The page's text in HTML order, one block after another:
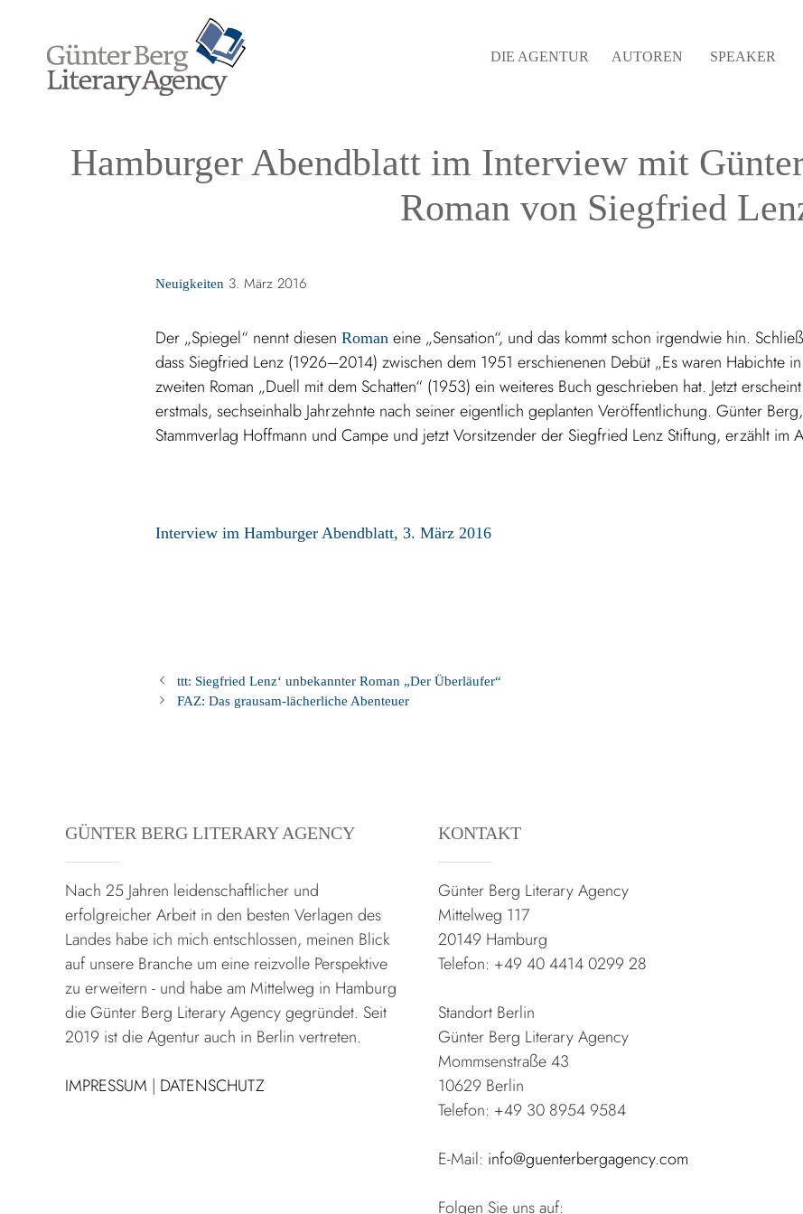
springen
DIE AGENTUR AUTOREN SPEAKER
Hamburger Abendblatt im Interview mit
Roman von Siegfried
Kategorien
Neuigkeiten 3. März 2016
Der „Spiegel“ nennt diesen Roman eine „Sensation“, und das kommt schon irgendwie hin.
dass Siegfried Lenz (1926–2014) zwischen dem 1951 erschienenen Debüt „Es waren Habichte
zweiten Roman „Duell mit dem Schatten“ (1953) ein weiteres Buch geschrieben hat. Jetzt
erstmals, sechseinhalb Jahrzehnte nach seiner eigentlich geplanten Veröffentlichung. Günter
Stammverlag Hoffmann und Campe und jetzt Vorsitzender der Siegfried Lenz Stiftung, erzählt im
Interview im Hamburger Abendblatt, 3. März 2016
ttt: Siegfried Lenz‘ unbekannter Roman „Der Überläufer“
FAZ: Das grausam-lächerliche Abenteuer
GÜNTER BERG LITERARY AGENCY
Nach 25 Jahren leidenschaftlicher und
erfolgreicher Arbeit in den besten Verlagen des
Landes habe ich mich entschlossen, meinen Blick
auf unsere Branche um eine reizvolle Perspektive
zu erweitern - und habe am Mittelweg in Hamburg
die Günter Berg Literary Agency gegründet. Seit
2019 ist die Agentur auch in Berlin vertreten.
IMPRESSUM | DATENSCHUTZ
KONTAKT
Günter Berg Literary Agency
Mittelweg 117
20149 Hamburg
Telefon: +49 40 4414 0299 28
Standort Berlin
Günter Berg Literary Agency
Mommsenstraße 43
10629 Berlin
Telefon: +49 30 8954 9584
E-Mail: info@guenterbergagency.com
Folgen Sie uns auf: